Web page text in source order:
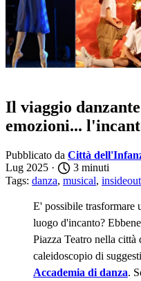
Il viaggio
emozioni...
Pubblicato da Città
Lug 2025 ·
3 minuti
Tags: danza, musical, insideout
E' possibile trasformare
luogo d'incanto?
Piazza Teatro nella
caleidoscopio di
Accademia di danza.